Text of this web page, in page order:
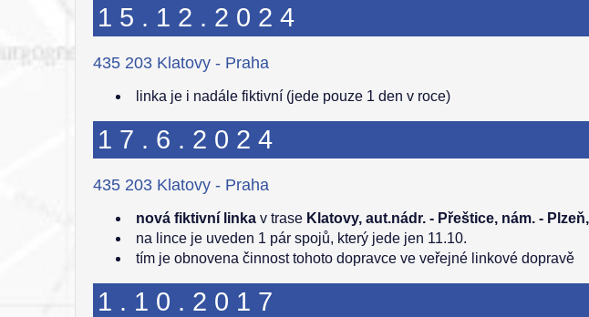
15.12.2024
435 203 Klatovy - Praha
linka je i nadále fiktivní (jede pouze 1 den v roce)
17.6.2024
435 203 Klatovy - Praha
nová fiktivní linka v trase Klatovy, aut.nádr. - Přeštice, nám. -
na lince je uveden 1 pár spojů, který jede jen 11.10.
tím je obnovena činnost tohoto dopravce ve veřejné linkové dopravě
1.10.2017